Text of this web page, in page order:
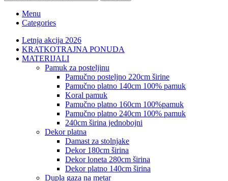
Menu
Categories
Letnja akcija 2026
KRATKOTRAJNA PONUDA
MATERIJALI
pamuk za posteljinu
pamučno posteljno 220cm širine
pamučno platno 140cm 100% pamuk
koral pamuk
pamučno platno 160cm 100%pamuk
pamučno platno 240cm 100% pamuk
240cm širina jednobojni
dekor platna
damast za stolnjake
dekor 180cm širina
dekor loneta 280cm širina
dekor platno 140cm širina
dupla gaza na metar